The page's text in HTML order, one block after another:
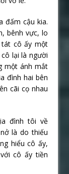
đấm cậu kia.
bênh vực, lo
tát cô ấy một
lại là người
một ánh mắt
đình hai bên
cãi cọ nhau
đình tôi về
là do thiếu
hiểu cô ấy,
cô ấy tiền